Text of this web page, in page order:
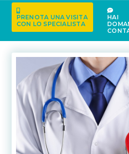
PRENOTA UNA VISITA
CON LO SPECIALISTA
HAI